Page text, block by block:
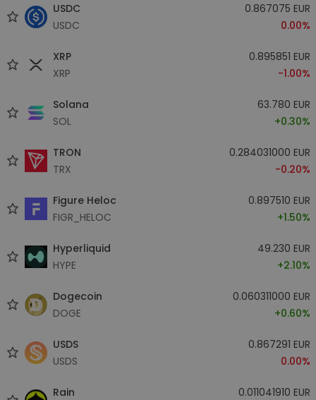
USDC
USDC
0.867075 EUR
0.00%
XRP
XRP
0.895851 EUR
-1.00%
Solana
SOL
63.780 EUR
+0.30%
TRON
TRX
0.284031000 EUR
-0.20%
Figure Heloc
FIGR_HELOC
0.897510 EUR
+1.50%
Hyperliquid
HYPE
49.230 EUR
+2.10%
Dogecoin
DOGE
0.060311000 EUR
+0.60%
USDS
USDS
0.867291 EUR
0.00%
Rain
0.011041910 EUR